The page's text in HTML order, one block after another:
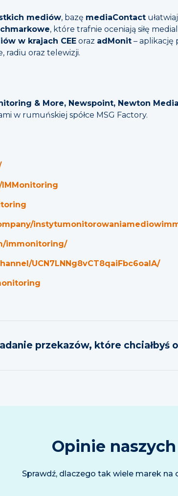
mediów, bazę mediaContact
, które trafnie oceniają siłę
w krajach CEE oraz adMonit – aplikację
radiu oraz telewizji.
& More, Newspoint, Newton
w rumuńskiej spółce MSG Factory.
immonitoring/
UCN7LNNg8vCT8qaiFbc6oalA/
przekazów, które
Opinie
Sprawdź, dlaczego tak wiele marek na